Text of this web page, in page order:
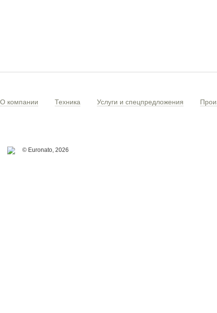
О компании Техника Услуги и спецпредложения
© Euronato, 2026